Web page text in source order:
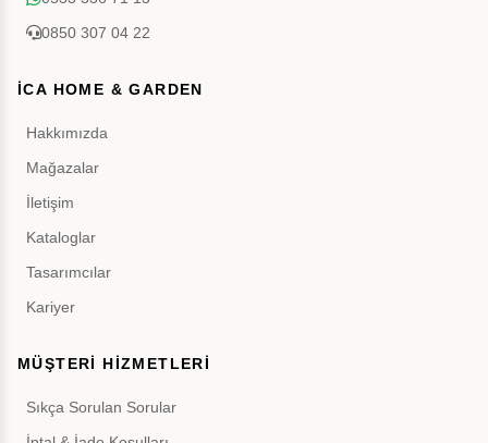
0850 307 04 22
İCA HOME & GARDEN
Hakkımızda
Mağazalar
İletişim
Kataloglar
Tasarımcılar
Kariyer
MÜŞTERİ HİZMETLERİ
Sıkça Sorulan Sorular